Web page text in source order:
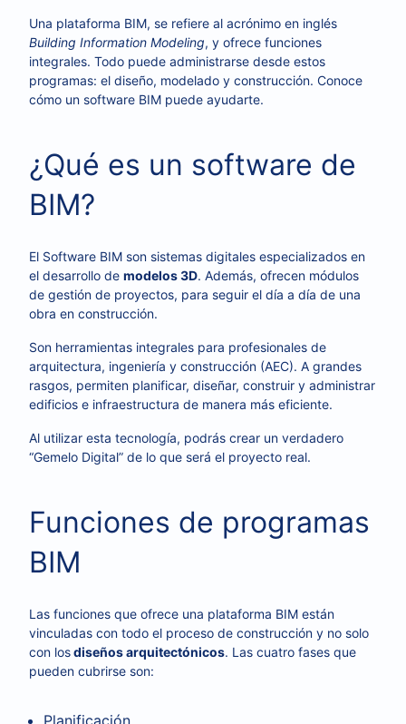
Una plataforma BIM, se refiere al acrónimo en inglés
Building Information Modeling, y ofrece funciones
integrales. Todo puede administrarse desde estos
programas: el diseño, modelado y construcción. Conoce
cómo un software BIM puede ayudarte.
¿Qué es un software de
BIM?
El Software BIM son sistemas digitales especializados en
el desarrollo de modelos 3D. Además, ofrecen módulos
de gestión de proyectos, para seguir el día a día de una
obra en construcción.
Son herramientas integrales para profesionales de
arquitectura, ingeniería y construcción (AEC). A grandes
rasgos, permiten planificar, diseñar, construir y administrar
edificios e infraestructura de manera más eficiente.
Al utilizar esta tecnología, podrás crear un verdadero
“Gemelo Digital” de lo que será el proyecto real.
Funciones de programas
BIM
Las funciones que ofrece una plataforma BIM están
vinculadas con todo el proceso de construcción y no solo
con losdiseños arquitectónicos. Las cuatro fases que
pueden cubrirse son:
Planificación